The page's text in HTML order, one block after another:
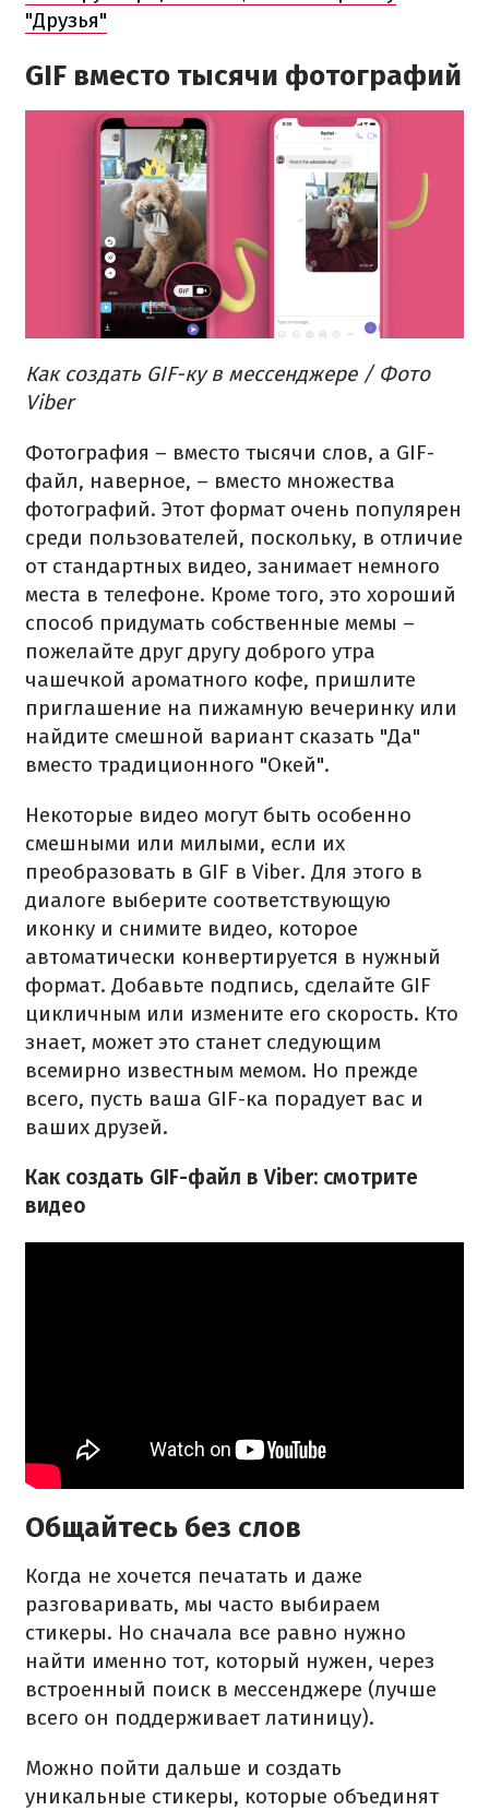
"Друзья"
GIF вместо тысячи фотографий
Как создать GIF-ку в мессенджере / Фото
Viber
Фотография – вместо тысячи слов, а GIF-
файл, наверное, – вместо множества
фотографий. Этот формат очень популярен
среди пользователей, поскольку, в отличие
от стандартных видео, занимает немного
места в телефоне. Кроме того, это хороший
способ придумать собственные мемы –
пожелайте друг другу доброго утра
чашечкой ароматного кофе, пришлите
приглашение на пижамную вечеринку или
найдите смешной вариант сказать "Да"
вместо традиционного "Окей".
Некоторые видео могут быть особенно
смешными или милыми, если их
преобразовать в GIF в Viber. Для этого в
диалоге выберите соответствующую
иконку и снимите видео, которое
автоматически конвертируется в нужный
формат. Добавьте подпись, сделайте GIF
цикличным или измените его скорость. Кто
знает, может это станет следующим
всемирно известным мемом. Но прежде
всего, пусть ваша GIF-ка порадует вас и
ваших друзей.
Как создать GIF-файл в Viber: смотрите
видео
Общайтесь без слов
Когда не хочется печатать и даже
разговаривать, мы часто выбираем
стикеры. Но сначала все равно нужно
найти именно тот, который нужен, через
встроенный поиск в мессенджере (лучше
всего он поддерживает латиницу).
Можно пойти дальше и создать
уникальные стикеры, которые объединят